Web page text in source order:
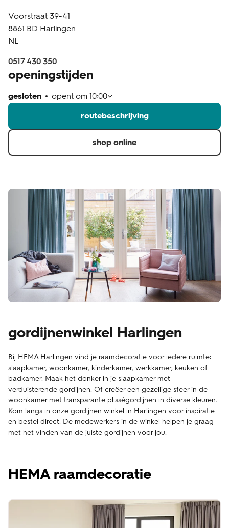
klantenservice
Voorstraat 39-41
8861 BD Harlingen
NL
0517 430 350
openingstijden
gesloten opent om 10:00
routebeschrijving
shop online
gordijnenwinkel Harlingen
Bij HEMA Harlingen vind je raamdecoratie voor iedere ruimte:
slaapkamer, woonkamer, kinderkamer, werkkamer, keuken of
badkamer. Maak het donker in je slaapkamer met
verduisterende gordijnen. Of creëer een gezellige sfeer in de
woonkamer met transparante plisségordijnen in diverse kleuren.
Kom langs in onze gordijnen winkel in Harlingen voor inspiratie
en bestel direct. De medewerkers in de winkel helpen je graag
met het vinden van de juiste gordijnen voor jou.
HEMA raamdecoratie